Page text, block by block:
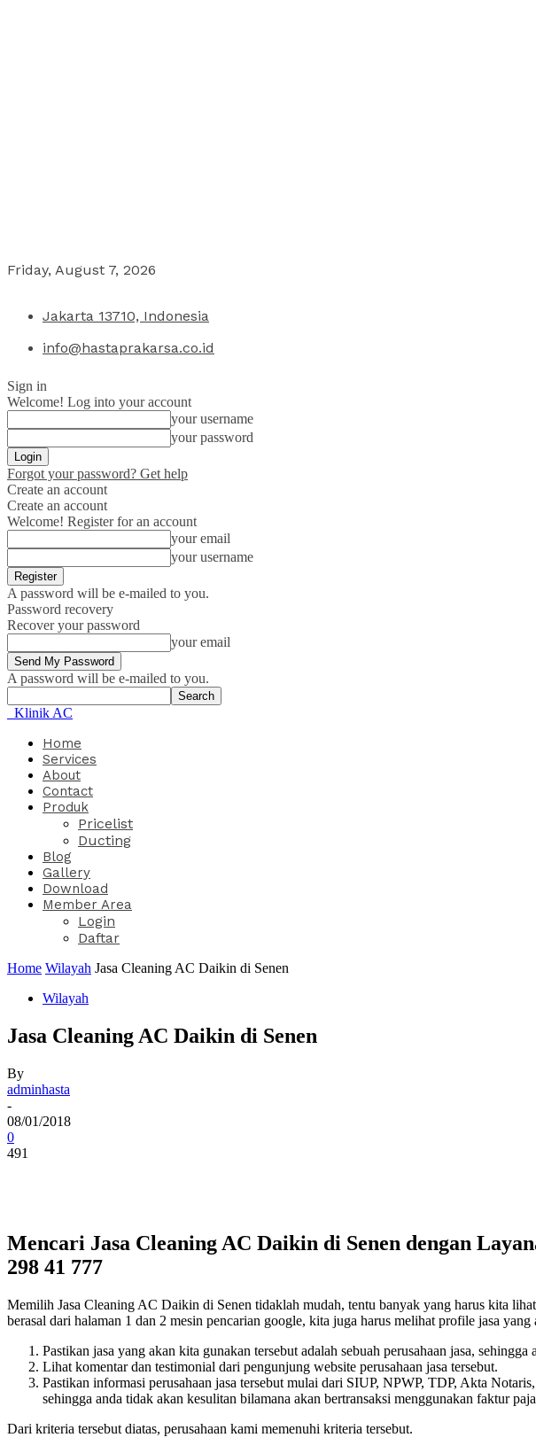
Friday, August 7, 2026
Jakarta 13710, Indonesia
info@hastaprakarsa.co.id
Sign in
Welcome! Log into your account
your username
your password
Forgot your password? Get help
Create an account
Create an account
Welcome! Register for an account
your email
your username
A password will be e-mailed to you.
Password recovery
Recover your password
your email
A password will be e-mailed to you.
Klinik AC
Home
Services
About
Contact
Produk
Pricelist
Ducting
Blog
Gallery
Download
Member Area
Login
Daftar
Home Wilayah Jasa Cleaning AC Daikin di Senen
Wilayah
Jasa Cleaning AC Daikin di Senen
By
adminhasta
-
08/01/2018
0
491
Mencari Jasa Cleaning AC Daikin di Senen dengan
298 41 777
Memilih Jasa Cleaning AC Daikin di Senen tidaklah mudah, tentu banyak yang harus kita
berasal dari halaman 1 dan 2 mesin pencarian google, kita juga harus melihat profile jasa
Pastikan jasa yang akan kita gunakan tersebut adalah sebuah perusahaan jasa,
Lihat komentar dan testimonial dari pengunjung website perusahaan jasa tersebut.
Pastikan informasi perusahaan jasa tersebut mulai dari SIUP, NPWP, TDP, Akta
sehingga anda tidak akan kesulitan bilamana akan bertransaksi menggunakan faktur
Dari kriteria tersebut diatas, perusahaan kami memenuhi kriteria tersebut.